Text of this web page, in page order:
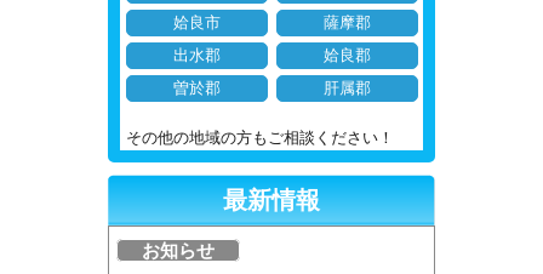
姶良市
薩摩郡
出水郡
姶良郡
曽於郡
肝属郡
その他の地域の方もご相談ください！
最新情報
お知らせ